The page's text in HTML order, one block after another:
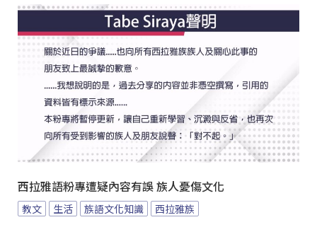
西拉雅語粉專遭疑內容有誤 族人憂傷文化
教文 生活 族語文化知識 西拉雅族